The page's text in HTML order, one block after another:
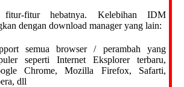
fitur-fitur hebatnya. Kelebihan IDM
dengan download manager yang lain:
semua browser / perambah yang
seperti Internet Eksplorer terbaru,
Chrome, Mozilla Firefox, Safarti,
dll